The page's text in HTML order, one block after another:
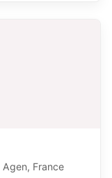
France